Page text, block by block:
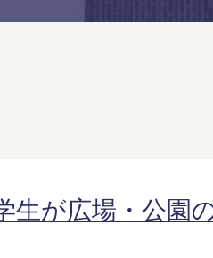
生が広場・公園